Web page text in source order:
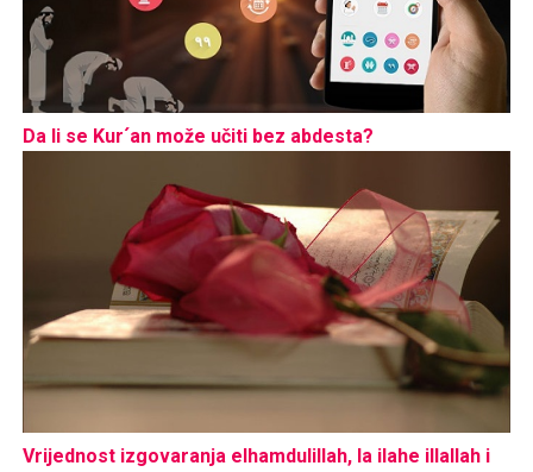
Da li se Kur´an može učiti bez abdesta?
Vrijednost izgovaranja elhamdulillah, la ilahe illallah i